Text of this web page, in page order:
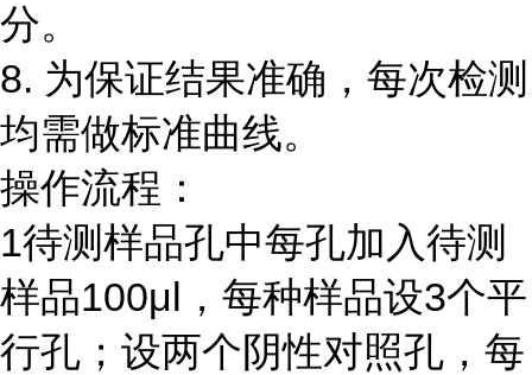
分。
8. 为保证结果准确，每次检测
均需做标准曲线。
操作流程：
1待测样品孔中每孔加入待测
样品100μl ，每种样品设3个平
行孔；设两个阴性对照孔，每